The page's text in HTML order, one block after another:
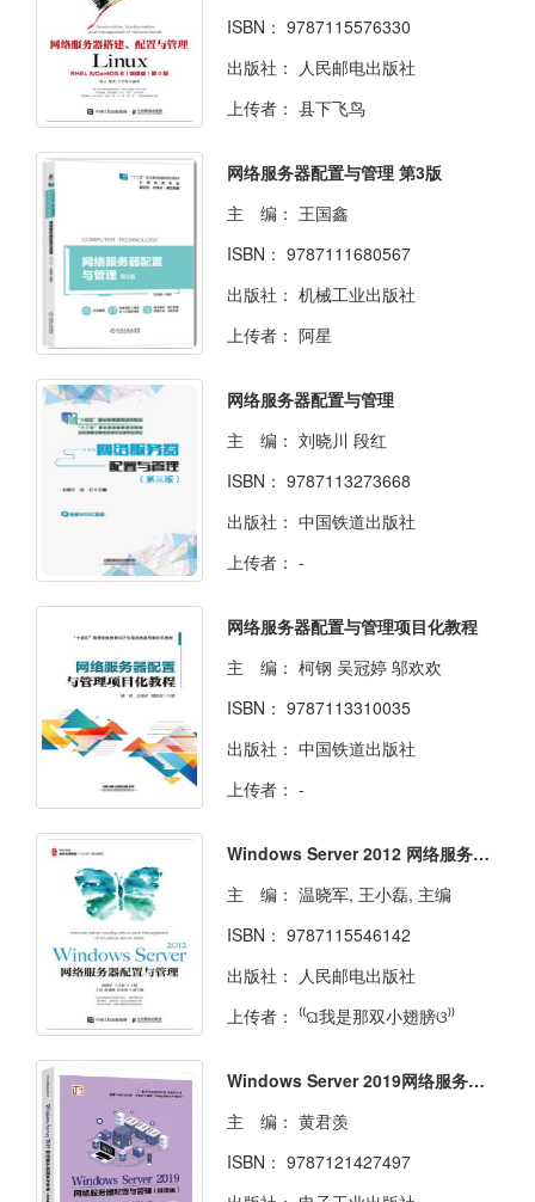
ISBN： 9787115576330
出版社： 人民邮电出版社
上传者： 县下飞鸟
网络服务器配置与管理 第3版
主 编： 王国鑫
ISBN： 9787111680567
出版社： 机械工业出版社
上传者： 阿星
网络服务器配置与管理
主 编： 刘晓川 段红
ISBN： 9787113273668
出版社： 中国铁道出版社
上传者： -
网络服务器配置与管理项目化教程
主 编： 柯钢 吴冠婷 邬欢欢
ISBN： 9787113310035
出版社： 中国铁道出版社
上传者： -
Windows Server 2012 网络服务器配置与管理
主 编： 温晓军, 王小磊, 主编
ISBN： 9787115546142
出版社： 人民邮电出版社
上传者： ⁽⁽ଘ我是那双小翅膀ଓ⁾⁾
Windows Server 2019网络服务器配置与管理（微课版）
主 编： 黄君羡
ISBN： 9787121427497